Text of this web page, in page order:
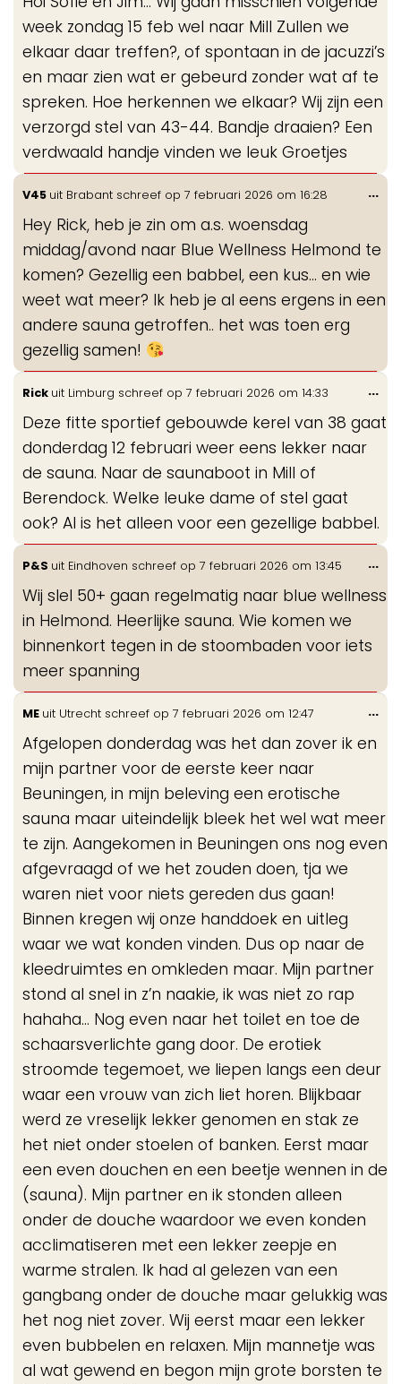
week zondag 15 feb wel naar Mill Zullen we
elkaar daar treffen?, of spontaan in de jacuzzi’s
en maar zien wat er gebeurd zonder wat af te
spreken. Hoe herkennen we elkaar? Wij zijn een
verzorgd stel van 43-44. Bandje draaien? Een
verdwaald handje vinden we leuk Groetjes
V45 uit Brabant schreef op 7 februari 2026 om 16:28
Hey Rick, heb je zin om a.s. woensdag
middag/avond naar Blue Wellness Helmond te
komen? Gezellig een babbel, een kus... en wie
weet wat meer? Ik heb je al eens ergens in een
andere sauna getroffen.. het was toen erg
gezellig samen!
...
Rick uit Limburg schreef op 7 februari 2026 om 14:33
Deze fitte sportief gebouwde kerel van 38 gaat
donderdag 12 februari weer eens lekker naar
de sauna. Naar de saunaboot in Mill of
Berendock. Welke leuke dame of stel gaat
ook? Al is het alleen voor een gezellige babbel.
...
P&S uit Eindhoven schreef op 7 februari 2026 om 13:45
Wij slel 50+ gaan regelmatig naar blue wellness
in Helmond. Heerlijke sauna. Wie komen we
binnenkort tegen in de stoombaden voor iets
meer spanning
...
ME uit Utrecht schreef op 7 februari 2026 om 12:47
Afgelopen donderdag was het dan zover ik en
mijn partner voor de eerste keer naar
Beuningen, in mijn beleving een erotische
sauna maar uiteindelijk bleek het wel wat meer
te zijn. Aangekomen in Beuningen ons nog even
afgevraagd of we het zouden doen, tja we
waren niet voor niets gereden dus gaan!
Binnen kregen wij onze handdoek en uitleg
waar we wat konden vinden. Dus op naar de
kleedruimtes en omkleden maar. Mijn partner
stond al snel in z’n naakie, ik was niet zo rap
hahaha… Nog even naar het toilet en toe de
schaarsverlichte gang door. De erotiek
stroomde tegemoet, we liepen langs een deur
waar een vrouw van zich liet horen. Blijkbaar
werd ze vreselijk lekker genomen en stak ze
het niet onder stoelen of banken. Eerst maar
een even douchen en een beetje wennen in de
(sauna). Mijn partner en ik stonden alleen
onder de douche waardoor we even konden
acclimatiseren met een lekker zeepje en
warme stralen. Ik had al gelezen van een
gangbang onder de douche maar gelukkig was
het nog niet zover. Wij eerst maar een lekker
even bubbelen en relaxen. Mijn mannetje was
al wat gewend en begon mijn grote borsten te
...